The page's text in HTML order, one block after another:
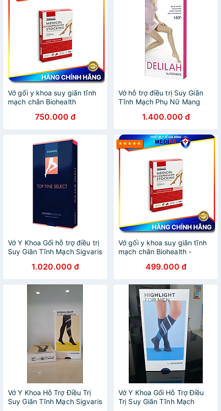
Vớ gối y khoa suy giãn tĩnh
mạch chân Biohealth
750.000 đ
Vớ hỗ trợ điều trị Suy Giãn
Tĩnh Mạch Phụ Nữ Mang
1.400.000 đ
Vớ Y Khoa Gối hỗ trợ điều trị
Suy Giãn Tĩnh Mạch Sigvaris
1.020.000 đ
Vớ gối y khoa suy giãn tĩnh
mạch chân Biohealth -
499.000 đ
Vớ Y Khoa Hỗ Trợ Điều Trị
Suy Giãn Tĩnh Mạch Sigvaris
Vớ Y Khoa Gối Hỗ Trợ Điều
Trị Suy Giãn Tĩnh Mạch